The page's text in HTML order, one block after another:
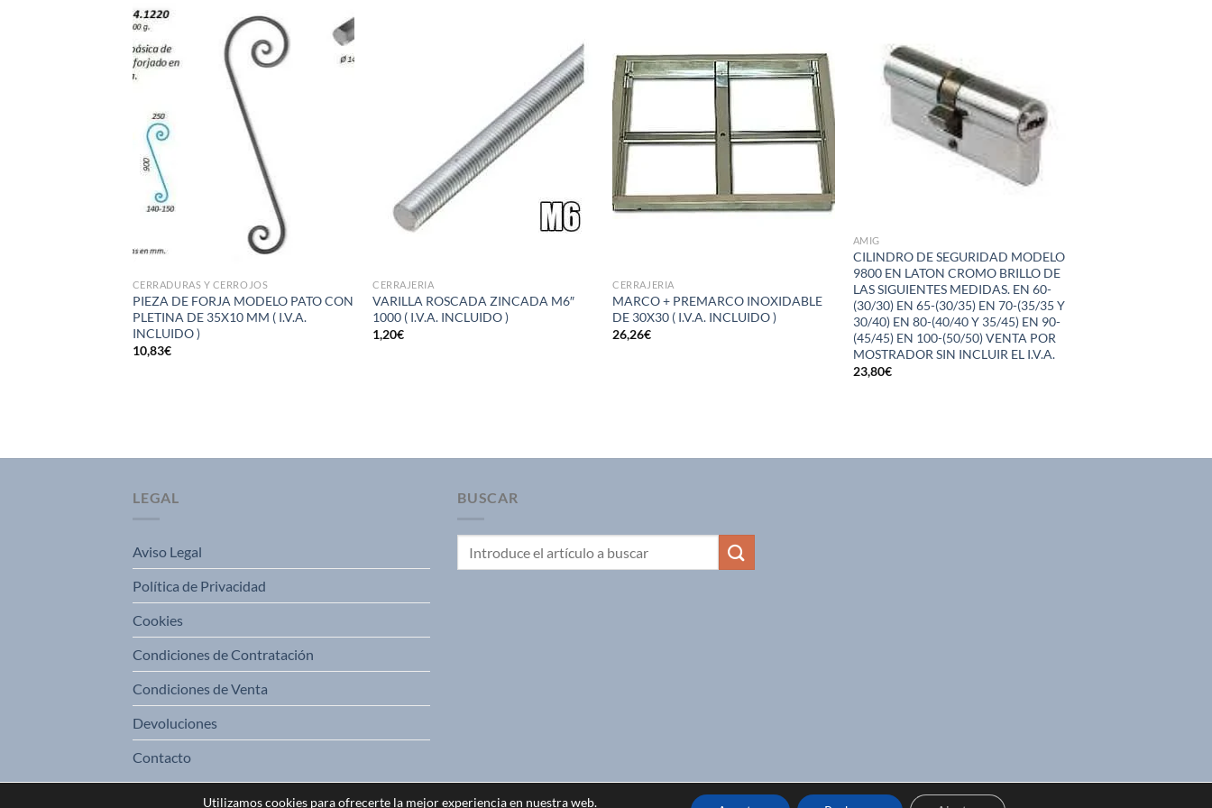
CERRADURAS Y CERROJOS
PIEZA DE FORJA MODELO PATO CON
PLETINA DE 35X10 MM ( I.V.A.
INCLUIDO )
10,83€
Añadir
a la
lista de
deseos
CERRAJERIA
VARILLA ROSCADA ZINCADA M6″
1000 ( I.V.A. INCLUIDO )
1,20€
Añadir
a la
lista de
deseos
CERRAJERIA
MARCO + PREMARCO INOXIDABLE
DE 30X30 ( I.V.A. INCLUIDO )
26,26€
AMIG
CILINDRO DE SEGURIDAD MODELO
9800 EN LATON CROMO BRILLO DE
LAS SIGUIENTES MEDIDAS. EN 60-
(30/30) EN 65-(30/35) EN 70-(35/35 Y
30/40) EN 80-(40/40 Y 35/45) EN 90-
(45/45) EN 100-(50/50) VENTA POR
MOSTRADOR SIN INCLUIR EL I.V.A.
23,80€
LEGAL
Aviso Legal
Política de Privacidad
Cookies
Condiciones de Contratación
Condiciones de Venta
Devoluciones
Contacto
BUSCAR
Utilizamos cookies para ofrecerte la mejor experiencia en nuestra web.